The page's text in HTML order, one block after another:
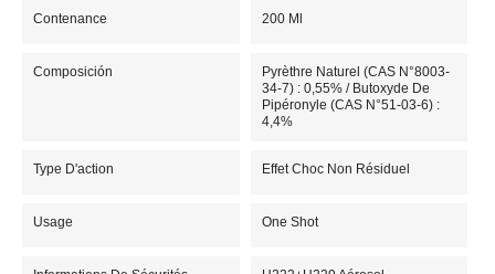
Contenance 200 Ml
Composición
Pyrèthre Naturel (CAS N°8003-
34-7) : 0,55% / Butoxyde De
Pipéronyle (CAS N°51-03-6) :
4,4%
Type D'action Effet Choc Non Résiduel
Usage One Shot